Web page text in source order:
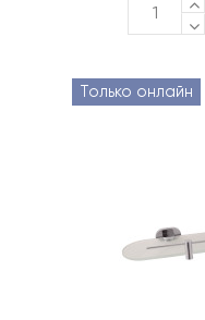
Только онлайн